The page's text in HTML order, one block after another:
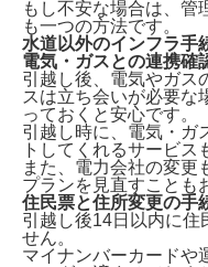
もし不安な場合は、管
も一つの方法です。
水道以外のインフラ手
電気・ガスとの連携確
引越し後、電気やガス
スは立ち会いが必要な
っておくと安心です。
引越し時に、電気・ガ
トしてくれるサービス
また、電力会社の変更
プランを見直すことも
住民票と住所変更の手
引越し後14日以内に住
せん。
マイナンバーカードや